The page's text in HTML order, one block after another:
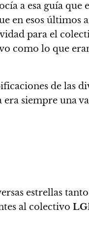
a esa guía que
en esos últimos
para el
como lo que
de las
siempre una
estrellas
al colectivo